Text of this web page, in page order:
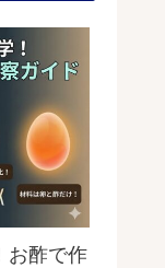
お酢で作